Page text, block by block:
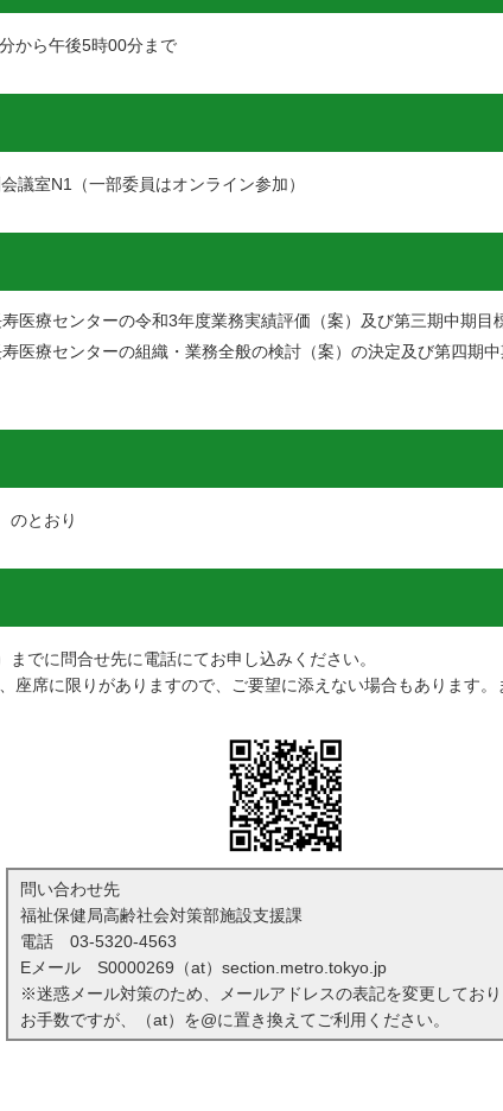
から午後5時00分まで
室N1（一部委員はオンライン参加）
医療センターの令和3年度業務実績評価（案）及び第三期中期目
医療センターの組織・業務全般の検討（案）の決定及び第四期
のとおり
でに問合せ先に電話にてお申し込みください。
座席に限りがありますので、ご要望に添えない場合もあります。
問い合わせ先
福祉保健局高齢社会対策部施設支援課
電話 03-5320-4563
Eメール S0000269（at）section.metro.tokyo.jp
※迷惑メール対策のため、メールアドレスの表記を変更しており
お手数ですが、（at）を@に置き換えてご利用ください。